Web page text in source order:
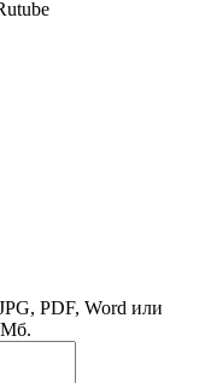
PDF, Word или
Мб.